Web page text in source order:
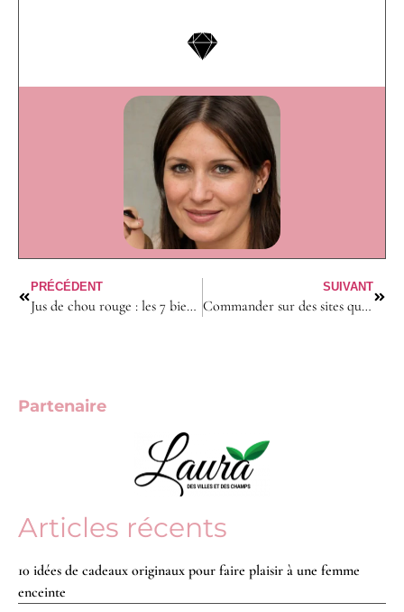
PRÉCÉDENT
Jus de chou rouge : les 7 bienfaits pour une santé au naturel
SUIVANT
Commander sur des sites qui ne livrent pas chez vous : c’est possible avec la réexpédition de colis
Partenaire
Articles récents
10 idées de cadeaux originaux pour faire plaisir à une femme
enceinte